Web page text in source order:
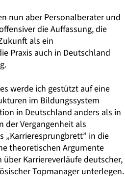
nun aber Personalberater und
die Auffassung, die
als ein
Praxis auch in Deutschland
werde ich gestützt auf eine
im Bildungssystem
in Deutschland anders als in
der Vergangenheit als
„Karrieresprungbrett” in die
theoretischen Argumente
Karriereverläufe deutscher,
Topmanager unterlegen.